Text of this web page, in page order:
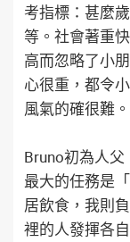
考指標：甚麼
等。社會著重
高而忽略了小
心很重，都令
風氣的確很難。
Bruno初為人
最大的任務是
居飲食，我則
裡的人發揮各